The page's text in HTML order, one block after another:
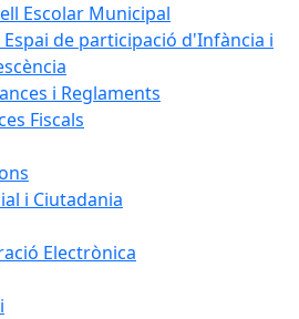
Escolar Municipal
Espai de participació d'Infància i
i Reglaments
Fiscals
i Ciutadania
Electrònica